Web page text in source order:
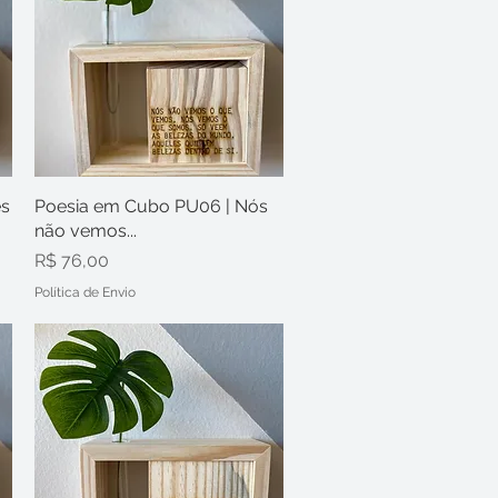
Visualização rápida
Poesia em Cubo PU06 | Nós
não vemos...
Preço
R$ 76,00
Política de Envio